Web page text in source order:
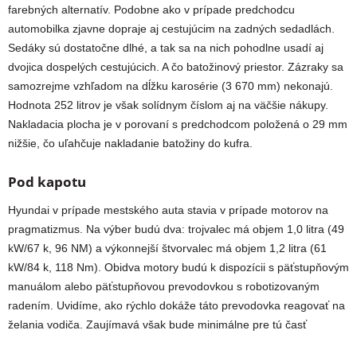
farebných alternatív. Podobne ako v prípade predchodcu
automobilka zjavne dopraje aj cestujúcim na zadných sedadlách.
Sedáky sú dostatočne dlhé, a tak sa na nich pohodlne usadí aj
dvojica dospelých cestujúcich. A čo batožinový priestor. Zázraky sa
samozrejme vzhľadom na dĺžku karosérie (3 670 mm) nekonajú.
Hodnota 252 litrov je však solídnym číslom aj na väčšie nákupy.
Nakladacia plocha je v porovaní s predchodcom položená o 29 mm
nižšie, čo uľahčuje nakladanie batožiny do kufra.
Pod kapotu
Hyundai v prípade mestského auta stavia v prípade motorov na
pragmatizmus. Na výber budú dva: trojvalec má objem 1,0 litra (49
kW/67 k, 96 NM) a výkonnejší štvorvalec má objem 1,2 litra (61
kW/84 k, 118 Nm). Obidva motory budú k dispozícii s päťstupňovým
manuálom alebo päťstupňovou prevodovkou s robotizovaným
radením. Uvidíme, ako rýchlo dokáže táto prevodovka reagovať na
želania vodiča. Zaujímavá však bude minimálne pre tú časť